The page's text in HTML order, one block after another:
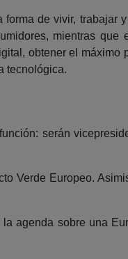
de vivir, trabajar
mientras que
obtener el
tecnológica.
serán
Verde Europeo.
agenda sobre una